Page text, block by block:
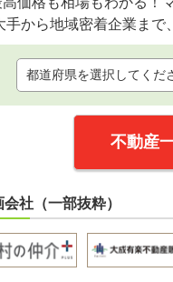
手から地域密着企業まで、
不動産
会社（一部抜粋）